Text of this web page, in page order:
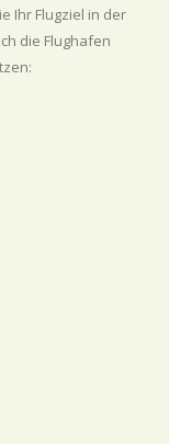
Ihr Flugziel in der
die Flughafen